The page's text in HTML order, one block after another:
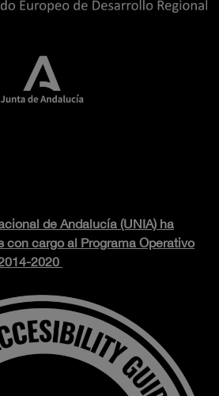
de Andalucía (UNIA) ha
con cargo al Programa Operativo
2020